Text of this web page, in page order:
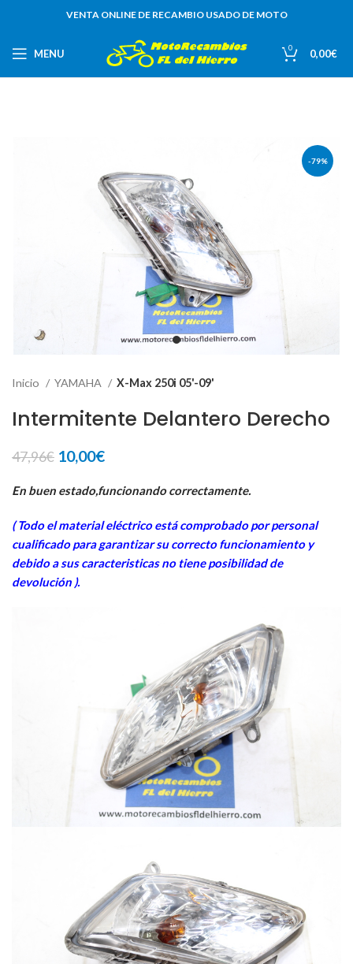
VENTA ONLINE DE RECAMBIO USADO DE MOTO
MENU 0 0,00€
-79%
Inicio YAMAHA X-Max 250i 05'-09'
Intermitente Delantero Derecho
47,96€ El
original
47,96€.
10,00€El
actual
10,00€.
En buen estado,funcionando correctamente.
( Todo el material eléctrico está comprobado por personal
cualificado para garantizar su correcto funcionamiento y
debido a sus caracteristicas no tiene posibilidad de
devolución ).